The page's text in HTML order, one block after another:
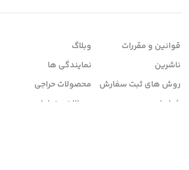
قوانین و مقررات
ناشرین
روش های ثبت سفارش
شرایط مرجوعی
وبلاگ
نمایندگی ها
محصولات حراجی
سوالات متداول